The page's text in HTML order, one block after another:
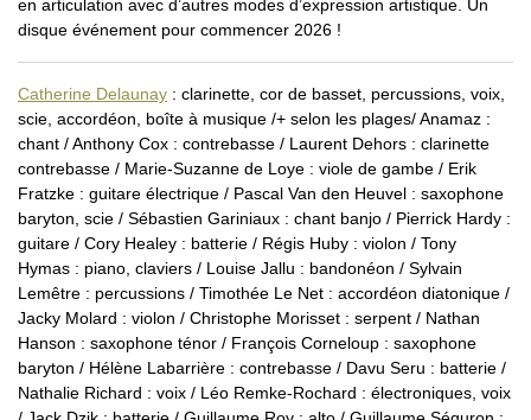
en articulation avec d’autres modes d’expression artistique. Un
disque événement pour commencer 2026 !
Catherine Delaunay : clarinette, cor de basset, percussions, voix,
scie, accordéon, boîte à musique /+ selon les plages/ Anamaz :
chant / Anthony Cox : contrebasse / Laurent Dehors : clarinette
contrebasse / Marie-Suzanne de Loye : viole de gambe / Erik
Fratzke : guitare électrique / Pascal Van den Heuvel : saxophone
baryton, scie / Sébastien Gariniaux : chant banjo / Pierrick Hardy :
guitare / Cory Healey : batterie / Régis Huby : violon / Tony
Hymas : piano, claviers / Louise Jallu : bandonéon / Sylvain
Lemêtre : percussions / Timothée Le Net : accordéon diatonique /
Jacky Molard : violon / Christophe Morisset : serpent / Nathan
Hanson : saxophone ténor / François Corneloup : saxophone
baryton / Hélène Labarrière : contrebasse / Davu Seru : batterie /
Nathalie Richard : voix / Léo Remke-Rochard : électroniques, voix